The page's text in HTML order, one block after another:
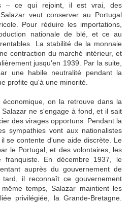
– ce qui rejoint, il est vrai, des
veut conserver au Portugal
Pour réduire les importations,
nationale de blé, et ce au
La stabilité de la monnaie
contraction du marché intérieur, et
jusqu'en 1939. Par la suite,
une habile neutralité pendant la
profite qu'à une minorité.
on la retrouve dans la
ne s'engage à fond, et il sait
des virages opportuns. Pendant la
sympathies vont aux nationalistes
se contente d'une aide discrète. Le
le Portugal, et des volontaires, les
franquiste. En décembre 1937, le
auprès du gouvernement de
il reconnaît ce gouvernement
temps, Salazar maintient les
privilégiée, la Grande-Bretagne.